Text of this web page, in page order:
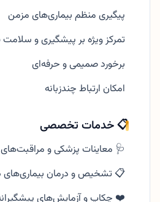
پیگیری منظم بیماری‌های مزمن
تمرکز ویژه بر پیشگیری و سلامت
برخورد صمیمی و حرفه‌ای
امکان ارتباط چندزبانه
📋 خدمات تخصصی
🩺 معاینات پزشکی و مراقبت‌های
📋 تشخیص و درمان بیماری‌های
❤️ چکاپ و آزمایش‌های